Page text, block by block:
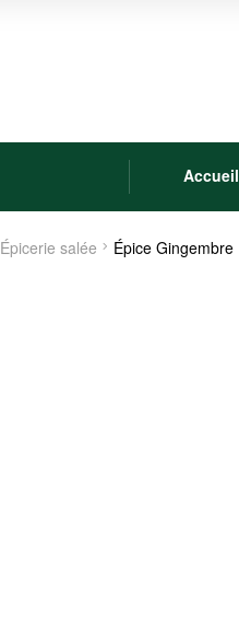
Accueil
Épicerie salée Épice Gingembre